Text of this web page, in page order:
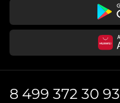
8 499 372 30 93